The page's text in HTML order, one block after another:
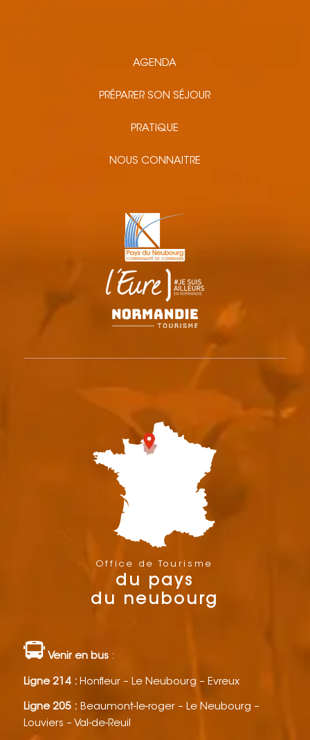
AGENDA
PRÉPARER SON SÉJOUR
PRATIQUE
NOUS CONNAITRE
Office de Tourisme
du pays
du neubourg
Venir en bus:
Ligne 214 : Honfleur – Le Neubourg – Evreux
Ligne 205 : Beaumont-le-roger – Le Neubourg –
Louviers – Val-de-Reuil